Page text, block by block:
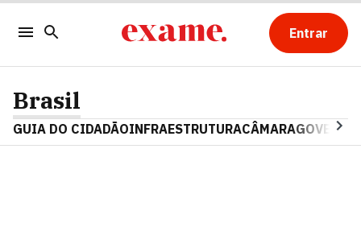
Entrar
Brasil
GUIA DO CIDADÃOINFRAESTRUTURACÂMARAGOVERNO